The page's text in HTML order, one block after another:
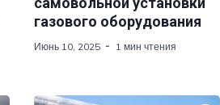
газового оборудования
Июнь 10, 2025 1 мин чтения